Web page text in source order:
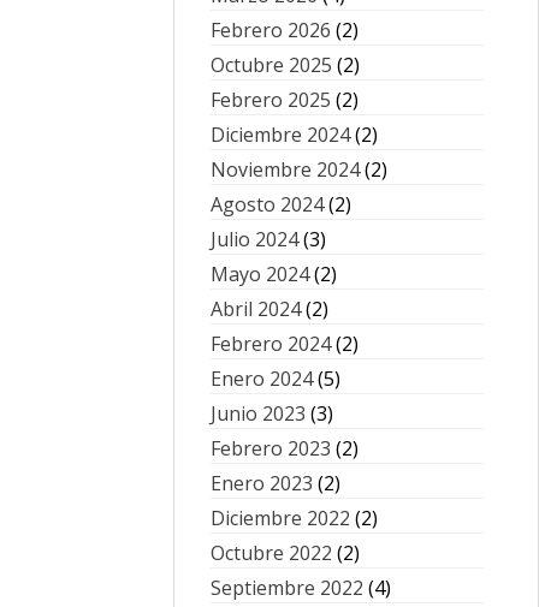
Febrero 2026 (2)
Octubre 2025 (2)
Febrero 2025 (2)
Diciembre 2024(2)
Noviembre 2024(2)
Agosto 2024(2)
Julio 2024(3)
Mayo 2024(2)
Abril 2024(2)
Febrero 2024(2)
Enero 2024(5)
Junio 2023 (3)
Febrero 2023 (2)
Enero 2023 (2)
Diciembre 2022 (2)
Octubre 2022 (2)
Septiembre 2022 (4)